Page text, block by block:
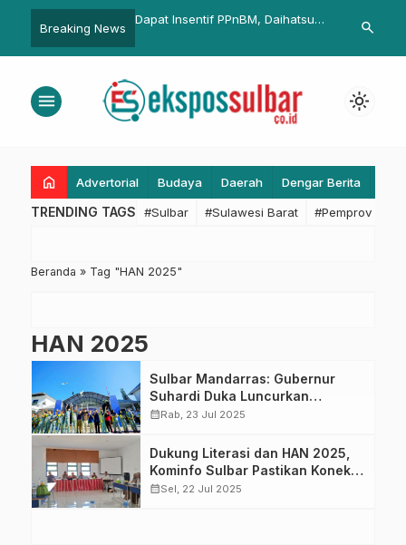
Breaking News
Dapat Insentif PPnBM, Daihatsu
Menarik
Wagub Uu
search
menu light_mode
home Advertorial Budaya Daerah Dengar Berita
TRENDING TAGS #Sulbar #Sulawesi Barat #Pemprov
Beranda » Tag "HAN 2025"
HAN 2025
Sulbar Mandarras: Gubernur
Suhardi Duka Luncurkan
Gerakan Membaca Buku untuk
calendar_monthRab, 23 Jul 2025
Dukung Literasi dan HAN 2025,
Kominfo Sulbar Pastikan Koneksi
Zoom Lancar untuk Presiden dan
calendar_monthSel, 22 Jul 2025